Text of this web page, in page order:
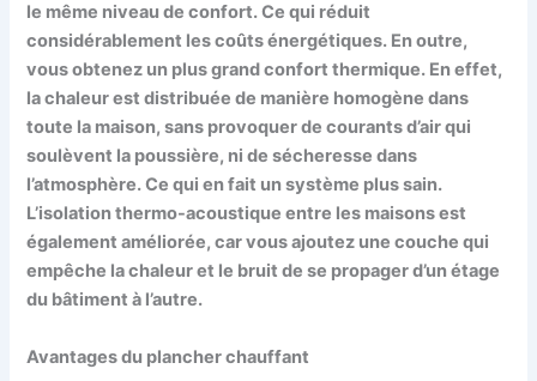
le même niveau de confort. Ce qui réduit
considérablement les coûts énergétiques. En outre,
vous obtenez un plus grand confort thermique. En effet,
la chaleur est distribuée de manière homogène dans
toute la maison, sans provoquer de courants d’air qui
soulèvent la poussière, ni de sécheresse dans
l’atmosphère. Ce qui en fait un système plus sain.
L’isolation thermo-acoustique entre les maisons est
également améliorée, car vous ajoutez une couche qui
empêche la chaleur et le bruit de se propager d’un étage
du bâtiment à l’autre.
Avantages du plancher chauffant